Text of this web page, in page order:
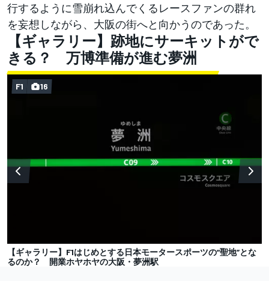
行するように雪崩れ込んでくるレースファンの群れ
を妄想しながら、大阪の街へと向かうのであった。
【ギャラリー】跡地にサーキットがで
きる？ 万博準備が進む夢洲
【ギャラリー】F1はじめとする日本モータースポーツの“聖地”とな
るのか？ 開業ホヤホヤの大阪・夢洲駅
F1 16